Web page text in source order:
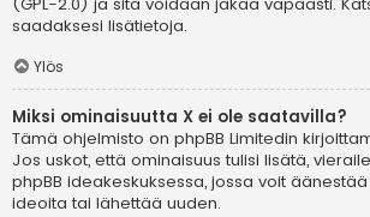
saadaksesi lisätietoja.
Ylös
Miksi ominaisuutta X ei ole saatavilla?
Tämä ohjelmisto on phpBB Limitedin
Jos uskot, että ominaisuus tulisi lisätä, vieraile
phpBB ideakeskuksessa, jossa voit
ideoita tai lähettää uuden.